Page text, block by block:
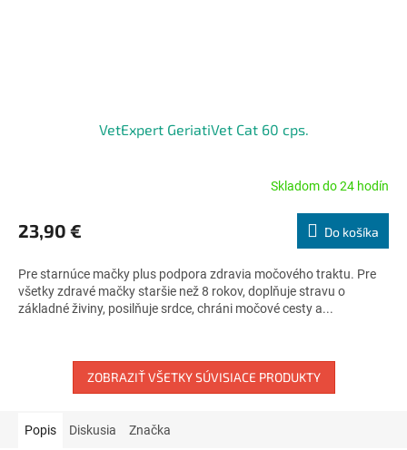
VetExpert GeriatiVet Cat 60 cps.
produktu
je
z
5
hviezdičiek.
Skladom do 24 hodín
23,90 € Do košíka
Pre starnúce mačky plus podpora zdravia močového traktu. Pre
všetky zdravé mačky staršie než 8 rokov, doplňuje stravu o
základné živiny, posilňuje srdce, chráni močové cesty a...
ZOBRAZIŤ VŠETKY SÚVISIACE PRODUKTY
Popis Diskusia Značka